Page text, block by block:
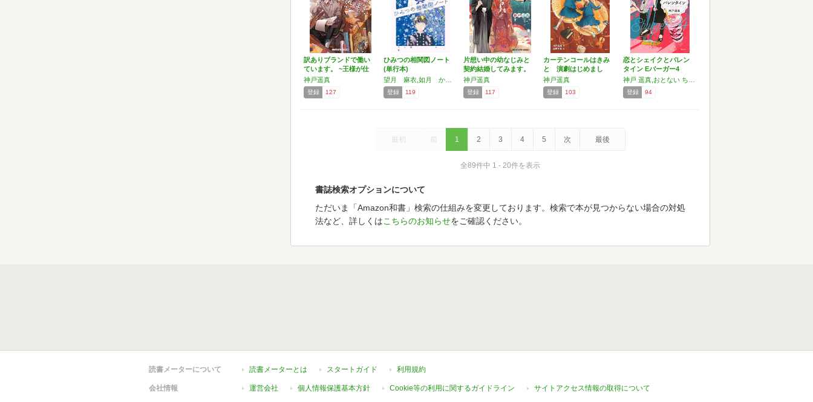
訳ありブランドで働い
ています。 ~王様が仕
立…
神戸遥真
登録 127
ひみつの相関図ノート
(単行本)
登録 119
片想い中の幼なじみと
契約結婚してみます。
(…
神戸遥真
登録 117
カーテンコールはきみ
と 演劇はじめまし
た！ …
神戸遥真
登録 103
恋とシェイクとバレン
タイン Eバーガー4
登録 94
最初 前 1 2 3 4 5 次 最後
全89件中 1 - 20件を表示
書誌検索オプションについて
ただいま「Amazon和書」検索の仕組みを変更しております。検索で本が見つからない場合の対処
法など、詳しくはこちらのお知らせをご確認ください。
読書メーターについて 読書メーターとは スタートガイド 利用規約
会社情報 運営会社 個人情報保護基本方針 Cookie等の利用に関するガイドライン サイトアクセス情報の取得について